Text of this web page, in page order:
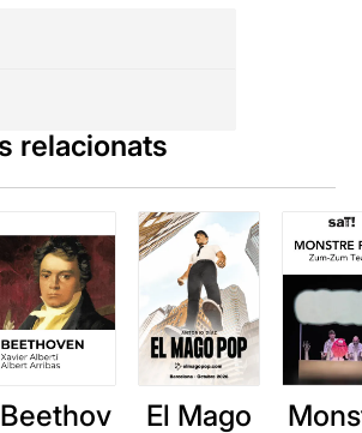
relacionats
Beethov El Mago